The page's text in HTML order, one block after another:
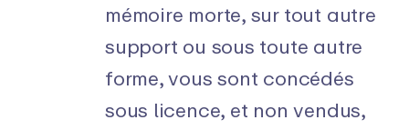
mémoire morte, sur tout autre
support ou sous toute autre
forme, vous sont concédés
sous licence, et non vendus,